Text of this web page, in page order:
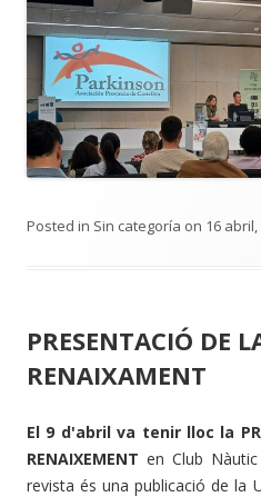
Posted in Sin categoría on 16 abril,
PRESENTACIÓ DE
RENAIXAMENT
El 9 d'abril va tenir lloc la
RENAIXEMENT en Club
revista és una publicació de la